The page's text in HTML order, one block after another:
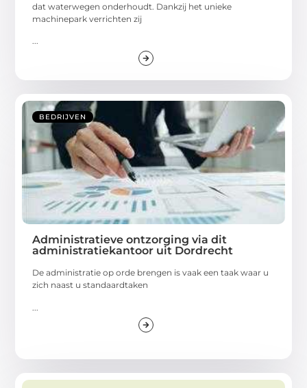
dat waterwegen onderhoudt. Dankzij het unieke
machinepark verrichten zij
...
BEDRIJVEN
Administratieve ontzorging via dit
administratiekantoor uit Dordrecht
De administratie op orde brengen is vaak een taak waar u
zich naast u standaardtaken